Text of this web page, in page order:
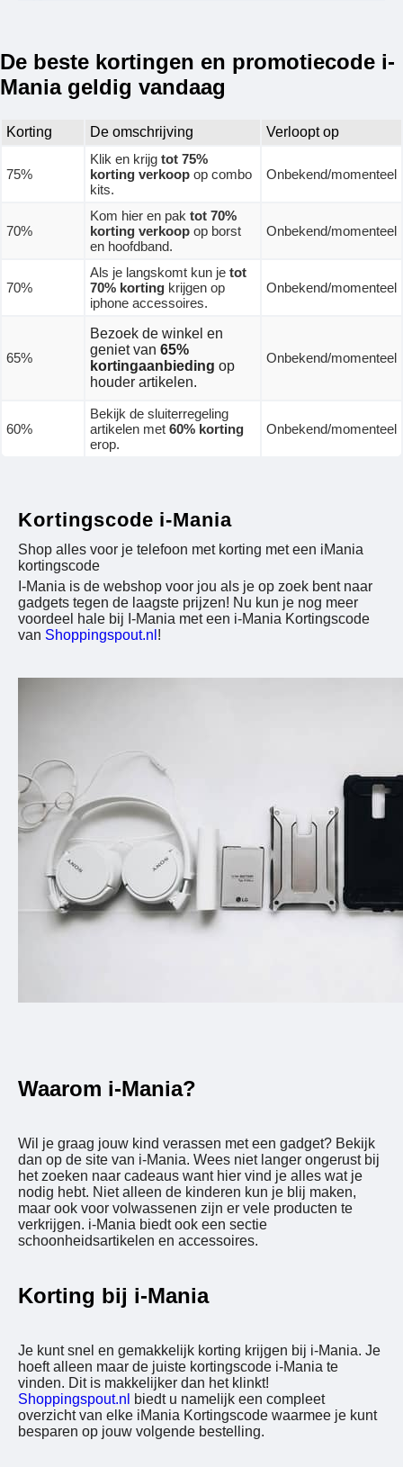
De beste kortingen en promotiecode i-
Mania geldig vandaag
Korting De omschrijving Verloopt op
75%
Klik en krijg tot 75%
korting verkoop op combo
kits.
Onbekend/momenteel
70%
Kom hier en pak tot 70%
korting verkoop op borst
en hoofdband.
Onbekend/momenteel
70%
Als je langskomt kun je tot
70% korting krijgen op
iphone accessoires.
Onbekend/momenteel
65%
Bezoek de winkel en
geniet van 65%
kortingaanbieding op
houder artikelen.
Onbekend/momenteel
60%
Bekijk de sluiterregeling
artikelen met 60% korting
erop.
Onbekend/momenteel
Kortingscode i-Mania
Shop alles voor je telefoon met korting met een iMania
kortingscode
I-Mania is de webshop voor jou als je op zoek bent naar
gadgets tegen de laagste prijzen! Nu kun je nog meer
voordeel hale bij I-Mania met een i-Mania Kortingscode
van Shoppingspout.nl !
Waarom i-Mania?
Wil je graag jouw kind verassen met een gadget? Bekijk
dan op de site van i-Mania. Wees niet langer ongerust bij
het zoeken naar cadeaus want hier vind je alles wat je
nodig hebt. Niet alleen de kinderen kun je blij maken,
maar ook voor volwassenen zijn er vele producten te
verkrijgen. i-Mania biedt ook een sectie
schoonheidsartikelen en accessoires.
Korting bij i-Mania
Je kunt snel en gemakkelijk korting krijgen bij i-Mania. Je
hoeft alleen maar de juiste kortingscode i-Mania te
vinden. Dit is makkelijker dan het klinkt!
Shoppingspout.nl
biedt u namelijk een compleet
overzicht van elke iMania Kortingscode waarmee je kunt
besparen op jouw volgende bestelling.